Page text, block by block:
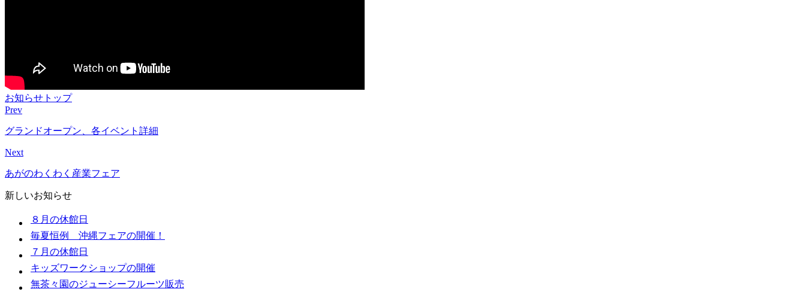
お知らせトップ
Prev
グランドオープン、各イベント詳細
Next
あがのわくわく産業フェア
新しいお知らせ
８月の休館日
毎夏恒例 沖縄フェアの開催！
７月の休館日
キッズワークショップの開催
無茶々園のジューシーフルーツ販売